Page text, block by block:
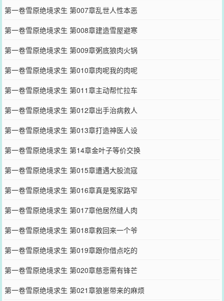
第一卷雪原绝境求生 第007章乱世人性本恶
第一卷雪原绝境求生 第008章建造雪屋避寒
第一卷雪原绝境求生 第009章粥底狼肉火锅
第一卷雪原绝境求生 第010章肉呢我的肉呢
第一卷雪原绝境求生 第011章主动帮忙拉车
第一卷雪原绝境求生 第012章出手治病救人
第一卷雪原绝境求生 第013章打造神医人设
第一卷雪原绝境求生 第14章金叶子等价交换
第一卷雪原绝境求生 第015章遭遇大股流寇
第一卷雪原绝境求生 第016章真是冤家路窄
第一卷雪原绝境求生 第017章他居然缝人肉
第一卷雪原绝境求生 第018章救回来一个爷
第一卷雪原绝境求生 第019章跟你借点吃的
第一卷雪原绝境求生 第020章慈悲需有锋芒
第一卷雪原绝境求生 第021章狼崽带来的麻烦